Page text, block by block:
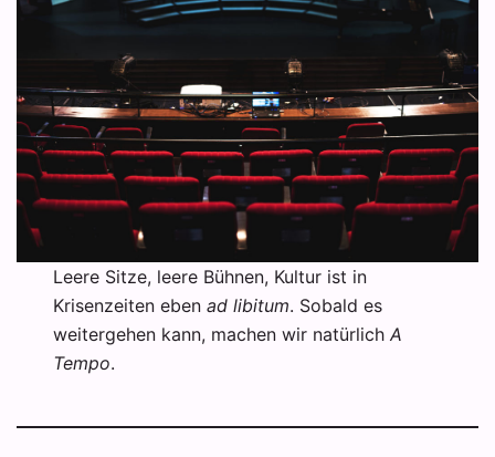
Leere Sitze, leere Bühnen, Kultur ist in
Krisenzeiten ebenad libitum. Sobald es
weitergehen kann, machen wir natürlichA
Tempo.